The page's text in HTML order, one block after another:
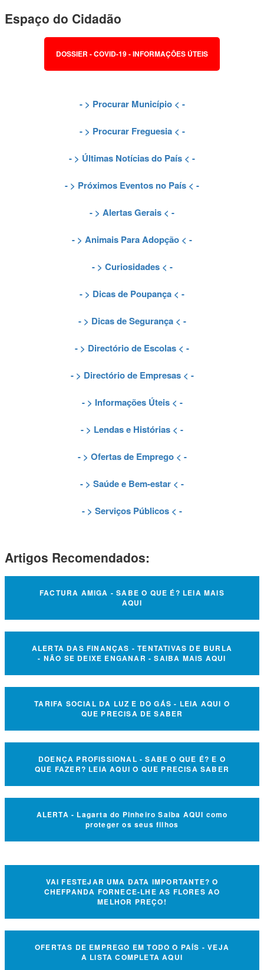
Espaço do Cidadão
DOSSIER - COVID-19 - INFORMAÇÕES ÚTEIS
- > Procurar Município< -
- > Procurar Freguesia< -
- > Últimas Notícias do País < -
- > Próximos Eventos no País < -
- > Alertas Gerais < -
- > Animais Para Adopção < -
- > Curiosidades< -
- > Dicas de Poupança < -
- > Dicas de Segurança< -
- > Directório de Escolas < -
- > Directório de Empresas< -
- > Informações Úteis< -
- > Lendas e Histórias < -
- > Ofertas de Emprego< -
- > Saúde e Bem-estar < -
- > Serviços Públicos < -
Artigos Recomendados:
FACTURA AMIGA - SABE O QUE É? LEIA MAIS
AQUI
ALERTA DAS FINANÇAS - TENTATIVAS DE BURLA
- NÃO SE DEIXE ENGANAR - SAIBA MAIS AQUI
TARIFA SOCIAL DA LUZ E DO GÁS - LEIA AQUI O
QUE PRECISA DE SABER
DOENÇA PROFISSIONAL - SABE O QUE É? E O
QUE FAZER? LEIA AQUI O QUE PRECISA SABER
ALERTA - Lagarta do Pinheiro Saiba AQUI como
proteger os seus filhos
VAI FESTEJAR UMA DATA IMPORTANTE? O
CHEFPANDA FORNECE-LHE AS FLORES AO
MELHOR PREÇO!
OFERTAS DE EMPREGO EM TODO O PAÍS - VEJA
A LISTA COMPLETA AQUI